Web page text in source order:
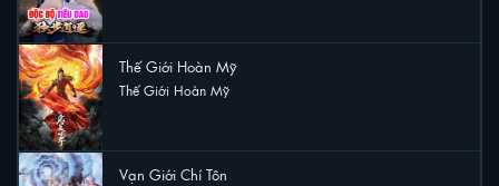
Thế Giới Hoàn Mỹ
Thế Giới Hoàn Mỹ
Vạn Giới Chí Tôn